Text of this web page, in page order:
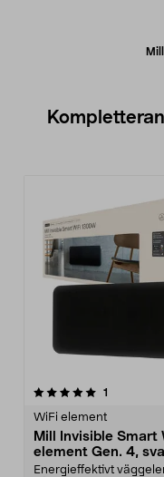
Mill
1
WiFi element
Mill Invisible Smart
element Gen. 4,
W
Energieffektivt
0.0 av 5 stjärnor